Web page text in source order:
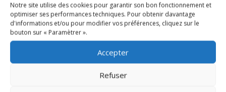
Notre site utilise des cookies pour garantir son bon fonctionnement et
optimiser ses performances techniques. Pour obtenir davantage
d'informations et/ou pour modifier vos préférences, cliquez sur le
bouton sur « Paramètrer ».
Accepter
Refuser